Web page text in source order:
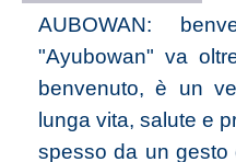
AUBOWAN:
"Ayubowan" va
benvenuto, è un
lunga vita, salute e
spesso da un gesto